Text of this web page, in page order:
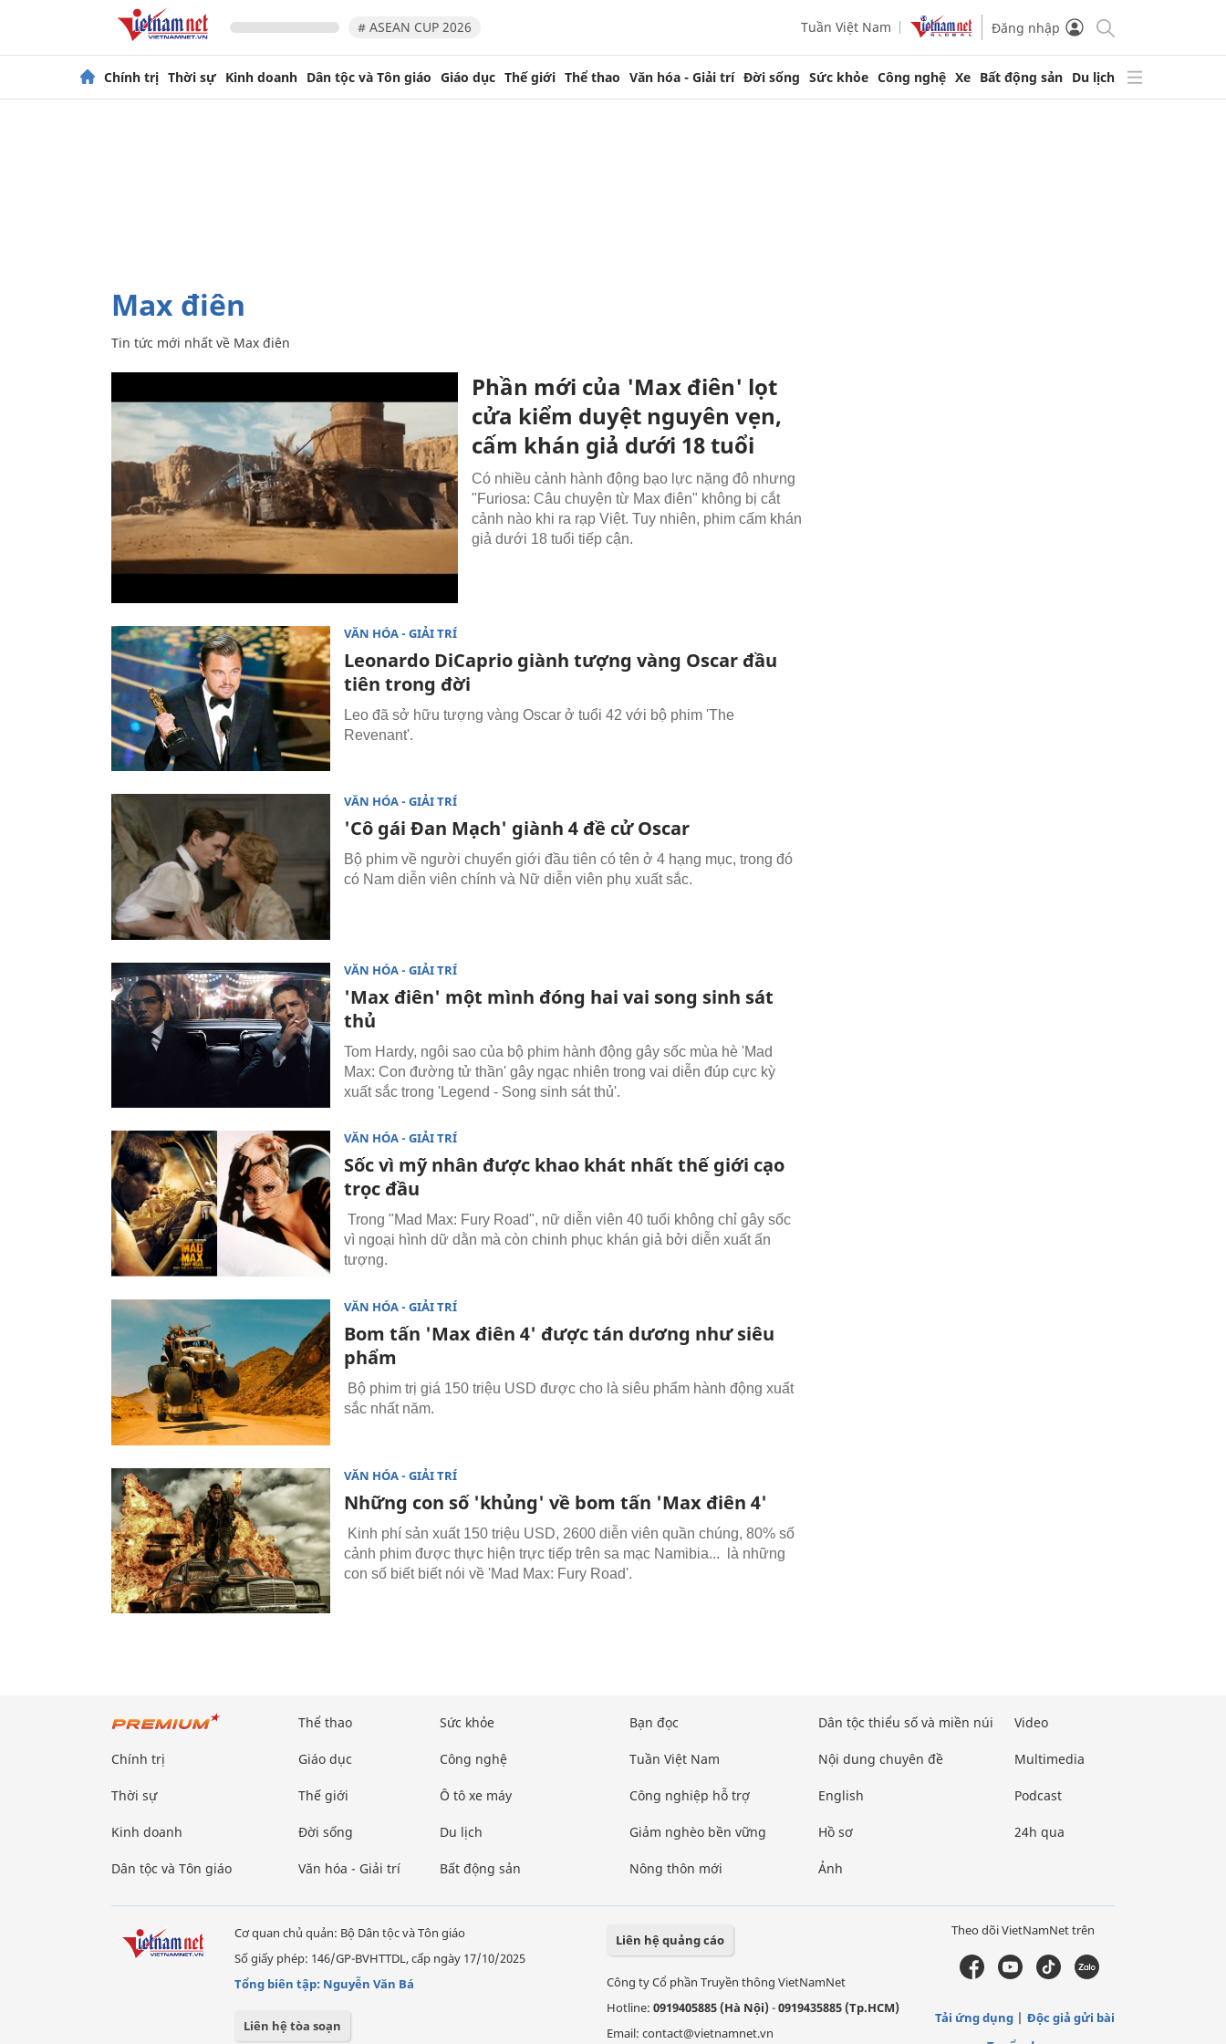
# ASEAN CUP 2026 Tuần Việt Nam Đăng nhập
Chính trị Thời sự Kinh doanh Dân tộc và Tôn giáo Giáo dục Thế giới Thể thao Văn hóa - Giải trí Đời sống Sức khỏe Công nghệ Xe Bất động sản Du lịch
Max điên
Tin tức mới nhất về Max điên
Phần mới của 'Max điên' lọt
cửa kiểm duyệt nguyên vẹn,
cấm khán giả dưới 18 tuổi
Có nhiều cảnh hành động bạo lực nặng đô nhưng
"Furiosa: Câu chuyện từ Max điên" không bị cắt
cảnh nào khi ra rạp Việt. Tuy nhiên, phim cấm khán
giả dưới 18 tuổi tiếp cận.
VĂN HÓA - GIẢI TRÍ
Leonardo DiCaprio giành tượng vàng Oscar đầu
tiên trong đời
Leo đã sở hữu tượng vàng Oscar ở tuổi 42 với bộ phim 'The
Revenant'.
VĂN HÓA - GIẢI TRÍ
'Cô gái Đan Mạch' giành 4 đề cử Oscar
Bộ phim về người chuyển giới đầu tiên có tên ở 4 hạng mục, trong đó
có Nam diễn viên chính và Nữ diễn viên phụ xuất sắc.
VĂN HÓA - GIẢI TRÍ
'Max điên' một mình đóng hai vai song sinh sát
thủ
Tom Hardy, ngôi sao của bộ phim hành động gây sốc mùa hè 'Mad
Max: Con đường tử thần' gây ngạc nhiên trong vai diễn đúp cực kỳ
xuất sắc trong 'Legend - Song sinh sát thủ'.
VĂN HÓA - GIẢI TRÍ
Sốc vì mỹ nhân được khao khát nhất thế giới cạo
trọc đầu
Trong "Mad Max: Fury Road", nữ diễn viên 40 tuổi không chỉ gây sốc
vì ngoại hình dữ dằn mà còn chinh phục khán giả bởi diễn xuất ấn
tượng.
VĂN HÓA - GIẢI TRÍ
Bom tấn 'Max điên 4' được tán dương như siêu
phẩm
Bộ phim trị giá 150 triệu USD được cho là siêu phẩm hành động xuất
sắc nhất năm.
VĂN HÓA - GIẢI TRÍ
Những con số 'khủng' về bom tấn 'Max điên 4'
Kinh phí sản xuất 150 triệu USD, 2600 diễn viên quần chúng, 80% số
cảnh phim được thực hiện trực tiếp trên sa mạc Namibia... là những
con số biết biết nói về 'Mad Max: Fury Road'.
Chính trị
Thời sự
Kinh doanh
Dân tộc và Tôn giáo
Thể thao
Giáo dục
Thế giới
Đời sống
Văn hóa - Giải trí
Sức khỏe
Công nghệ
Ô tô xe máy
Du lịch
Bất động sản
Bạn đọc
Tuần Việt Nam
Công nghiệp hỗ trợ
Giảm nghèo bền vững
Nông thôn mới
Dân tộc thiểu số và miền núi
Nội dung chuyên đề
English
Hồ sơ
Ảnh
Video
Multimedia
Podcast
24h qua
Cơ quan chủ quản: Bộ Dân tộc và Tôn giáo
Số giấy phép: 146/GP-BVHTTDL, cấp ngày 17/10/2025
Tổng biên tập: Nguyễn Văn Bá
Liên hệ tòa soạn
Liên hệ quảng cáo
Công ty Cổ phần Truyền thông VietNamNet
Hotline: 0919405885 (Hà Nội)-0919435885 (Tp.HCM)
Email: contact@vietnamnet.vn
Theo dõi VietNamNet trên
Tải ứng dụng
Độc giả gửi bài